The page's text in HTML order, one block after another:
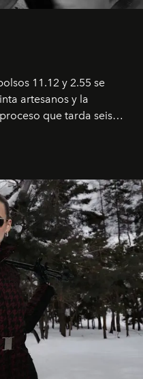
11.12 y 2.55 se
artesanos y la
que tarda seis
práctica una técnica
escuela de formación de